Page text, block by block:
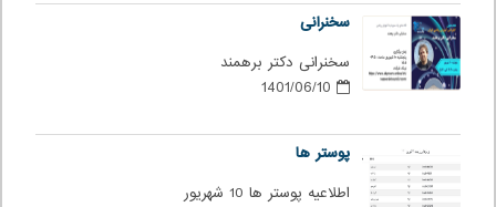
سخنرانی
سخنرانی دکتر برهمند
پوستر ها
اطلاعیه پوستر ها 10 شهریور